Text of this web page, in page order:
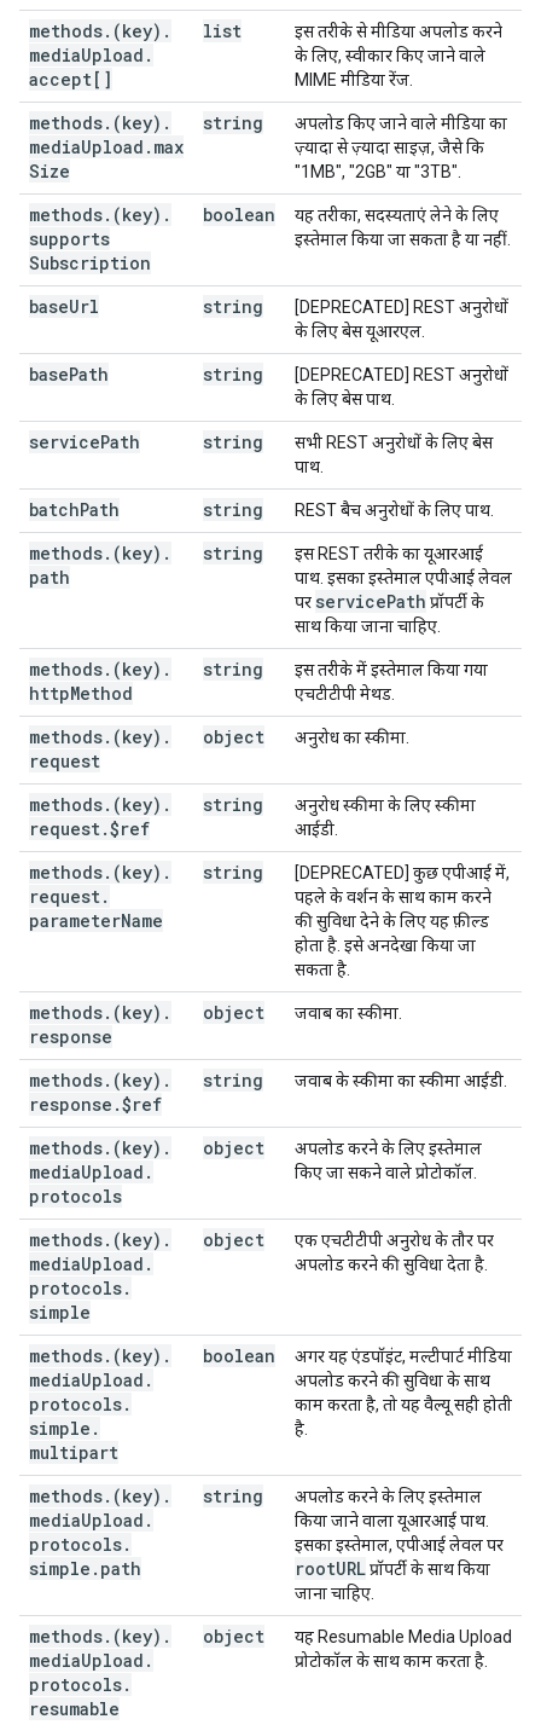
methods. (key) .
mediaUpload .
accept[]
list
इस तरीके से मीडिया अपलोड करने
के लिए, स्वीकार किए जाने वाले
MIME मीडिया रेंज.
methods. (key) .
mediaUpload . max
Size
string
अपलोड किए जाने वाले मीडिया का
ज़्यादा से ज़्यादा साइज़, जैसे कि
"1MB", "2GB" या "3TB".
methods. (key) .
supports
Subscription
boolean
यह तरीका, सदस्यताएं लेने के लिए
इस्तेमाल किया जा सकता है या नहीं.
baseUrl string
[DEPRECATED] REST अनुरोधों
के लिए बेस यूआरएल.
basePath string
[DEPRECATED] REST अनुरोधों
के लिए बेस पाथ.
servicePath string
सभी REST अनुरोधों के लिए बेस
पाथ.
batchPath string REST बैच अनुरोधों के लिए पाथ.
methods. (key) .
path
string
इस REST तरीके का यूआरआई
पाथ. इसका इस्तेमाल एपीआई लेवल
पर servicePath प्रॉपर्टी के
साथ किया जाना चाहिए.
methods. (key) .
httpMethod
string
इस तरीके में इस्तेमाल किया गया
एचटीटीपी मेथड.
methods. (key) .
request
object अनुरोध का स्कीमा.
methods. (key) .
request.$ref
string
अनुरोध स्कीमा के लिए स्कीमा
आईडी.
methods. (key) .
request.
parameterName
string
[DEPRECATED] कुछ एपीआई में,
पहले के वर्शन के साथ काम करने
की सुविधा देने के लिए यह फ़ील्ड
होता है. इसे अनदेखा किया जा
सकता है.
methods. (key) .
response
object जवाब का स्कीमा.
methods. (key) .
response .$ref
string जवाब के स्कीमा का स्कीमा आईडी.
methods. (key) .
mediaUpload .
protocols
object
अपलोड करने के लिए इस्तेमाल
किए जा सकने वाले प्रोटोकॉल.
methods. (key) .
mediaUpload .
protocols.
simple
object
एक एचटीटीपी अनुरोध के तौर पर
अपलोड करने की सुविधा देता है.
methods. (key) .
mediaUpload .
protocols.
simple .
multipart
boolean
अगर यह एंडपॉइंट, मल्टीपार्ट मीडिया
अपलोड करने की सुविधा के साथ
काम करता है, तो यह वैल्यू सही होती
है.
methods. (key) .
mediaUpload .
protocols.
simple . path
string
अपलोड करने के लिए इस्तेमाल
किया जाने वाला यूआरआई पाथ.
इसका इस्तेमाल, एपीआई लेवल पर
rootURLप्रॉपर्टी के साथ किया
जाना चाहिए.
methods. (key) .
mediaUpload .
protocols.
resumable
object
यह Resumable Media Upload
प्रोटोकॉल के साथ काम करता है.